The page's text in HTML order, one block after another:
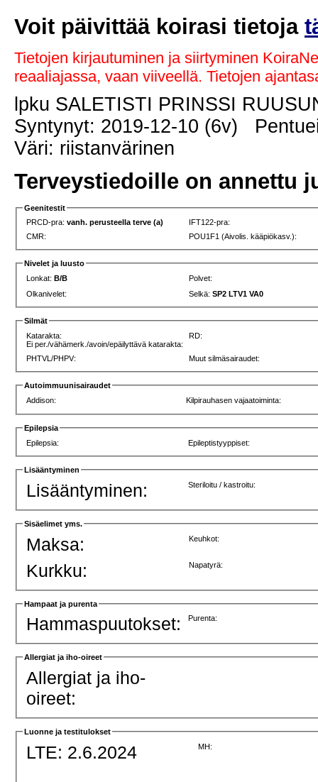
Voit päivittää koirasi tietoja
Tietojen kirjautuminen ja siirtyminen
reaaliajassa, vaan viiveellä. Tietojen
lpku SALETISTI PRINSSI
Syntynyt: 2019-12-10 (6v)
Väri: riistanvärinen
Terveystiedoille on annettu
Geenitestit
PRCD-pra:vanh. perusteella terve (a)
IFT122-pra:
CMR:
POU1F1 (Aivolis. kääpiökasv.):
Nivelet ja luusto
Lonkat:B/B
Polvet:
Olkanivelet:
Selkä:SP2 LTV1 VA0
Silmät
Katarakta:
Ei per./vähämerk./avoin/epäilyttävä katarakta:
RD:
PHTVL/PHPV: Muut silmäsairaudet:
Autoimmuunisairaudet
Addison:
Kilpirauhasen vajaatoiminta:
Epilepsia
Epilepsia:
Epileptistyyppiset:
Lisääntyminen
Lisääntyminen: Steriloitu / kastroitu:
Sisäelimet yms.
Maksa: Keuhkot:
Kurkku: Napatyrä:
Hampaat ja purenta
Hammaspuutokset: Purenta:
Allergiat ja iho-oireet
Allergiat ja iho-
oireet:
Luonne ja testitulokset
LTE: 2.6.2024 MH: